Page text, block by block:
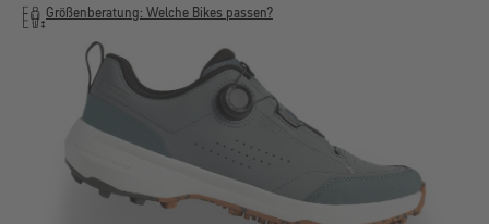
Größenberatung: Welche Bikes passen?